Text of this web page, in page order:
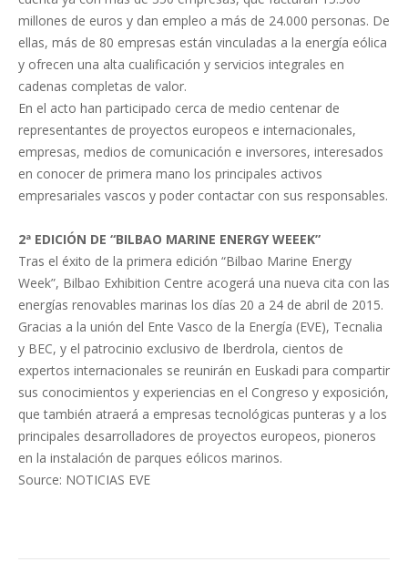
millones de euros y dan empleo a más de 24.000 personas. De
ellas, más de 80 empresas están vinculadas a la energía eólica
y ofrecen una alta cualificación y servicios integrales en
cadenas completas de valor.
En el acto han participado cerca de medio centenar de
representantes de proyectos europeos e internacionales,
empresas, medios de comunicación e inversores, interesados
en conocer de primera mano los principales activos
empresariales vascos y poder contactar con sus responsables.
2ª EDICIÓN DE “BILBAO MARINE ENERGY WEEEK”
Tras el éxito de la primera edición “Bilbao Marine Energy
Week”, Bilbao Exhibition Centre acogerá una nueva cita con las
energías renovables marinas los días 20 a 24 de abril de 2015.
Gracias a la unión del Ente Vasco de la Energía (EVE), Tecnalia
y BEC, y el patrocinio exclusivo de Iberdrola, cientos de
expertos internacionales se reunirán en Euskadi para compartir
sus conocimientos y experiencias en el Congreso y exposición,
que también atraerá a empresas tecnológicas punteras y a los
principales desarrolladores de proyectos europeos, pioneros
en la instalación de parques eólicos marinos.
Source: NOTICIAS EVE